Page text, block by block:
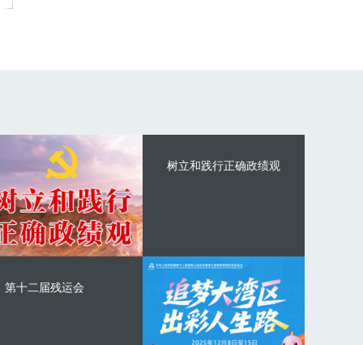
树立和践行正确政绩观
第十二届残运会